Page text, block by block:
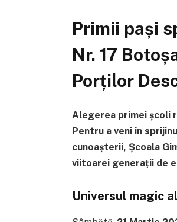
Primii pași
Nr. 17
Porților
Alegerea primei școli
Pentru a veni în
cunoașterii, Școala
viitoarei generații de
Universul magic